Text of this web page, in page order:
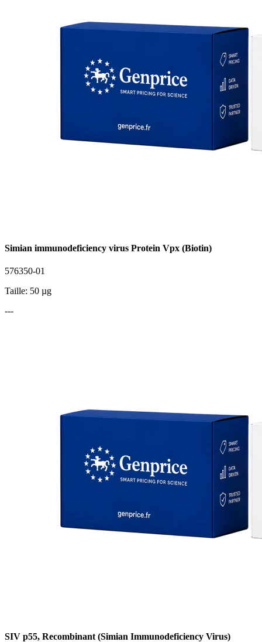
Simian immunodeficiency virus Protein Vpx (Biotin)
576350-01
Taille: 50 µg
---
SIV p55, Recombinant (Simian Immunodeficiency Virus)